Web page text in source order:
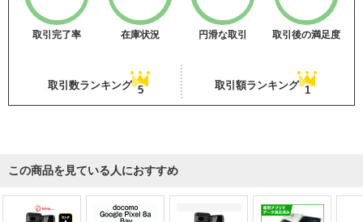
取引完了率 在庫状況 円滑な取引 取引後の満足度
取引数ランキング 5 取引額ランキング 1
この商品を見ている人におすすめ